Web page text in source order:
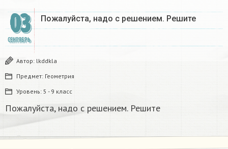
03
СЕНТЯБРЬ
Пожалуйста, надо с решением. Решите
Автор: lkddkla
Предмет: Геометрия
Уровень: 5 - 9 класс
Пожалуйста, надо с решением. Решите